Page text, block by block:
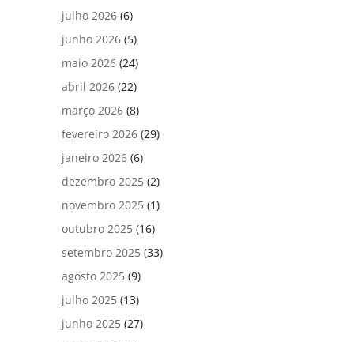
julho 2026 (6)
junho 2026 (5)
maio 2026 (24)
abril 2026 (22)
março 2026 (8)
fevereiro 2026 (29)
janeiro 2026 (6)
dezembro 2025 (2)
novembro 2025 (1)
outubro 2025 (16)
setembro 2025 (33)
agosto 2025 (9)
julho 2025 (13)
junho 2025 (27)